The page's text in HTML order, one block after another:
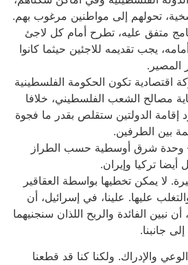
تحولهم إلى مواطنين مرغوب بهم.
متفق عليه، تطرح أمام كل لاجئ
يجب تقديمه للاجئين حيثما كانوا
المصير.
اقتصادية تكون الحكومة الفلسطينية
مصالح الشعب الفلسطيني، خلافا
إقامة الدولتين ستقلص بقدر ما فجوة
بين الطرفين.
– وحدة شرق أوسطية حسب الطراز
أيضا تركيا وإيران.
لا يمكن تخطيها بواسطة العقاقير
عليها. علينا، في إسرائيل، أن
نبين الفائدة والربح اللذان سنجنيهما
جانبنا.
والإدراك. ولكنا كنا قد قطعنا